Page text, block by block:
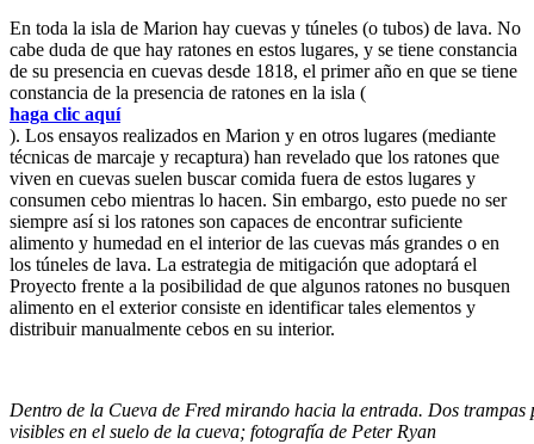
En toda la isla de Marion hay cuevas y túneles (o tubos) de lava. No
cabe duda de que hay ratones en estos lugares, y se tiene constancia
de su presencia en cuevas desde 1818, el primer año en que se tiene
constancia de la presencia de ratones en la isla (
haga clic aquí
). Los ensayos realizados en Marion y en otros lugares (mediante
técnicas de marcaje y recaptura) han revelado que los ratones que
viven en cuevas suelen buscar comida fuera de estos lugares y
consumen cebo mientras lo hacen. Sin embargo, esto puede no ser
siempre así si los ratones son capaces de encontrar suficiente
alimento y humedad en el interior de las cuevas más grandes o en
los túneles de lava. La estrategia de mitigación que adoptará el
Proyecto frente a la posibilidad de que algunos ratones no busquen
alimento en el exterior consiste en identificar tales elementos y
distribuir manualmente cebos en su interior.
Dentro de la Cueva de Fred mirando hacia la entrada. Dos
visibles en el suelo de la cueva; fotografía de Peter Ryan